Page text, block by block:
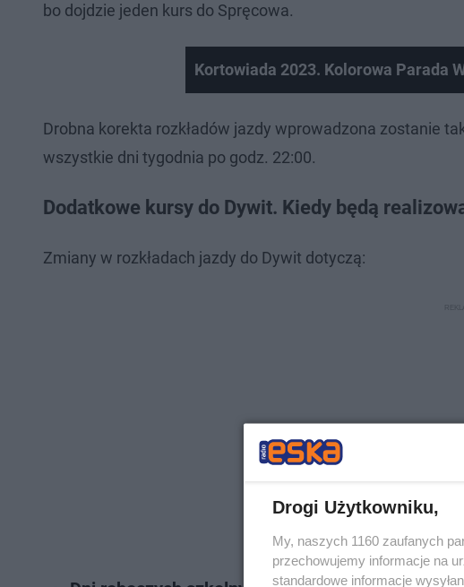
bo dojdzie jeden kurs do Spręcowa.
Kortowiada 2023. Kolorowa Parada
Drobna korekta rozkładów jazdy wprowadzona zostanie
wszystkie dni tygodnia po godz. 22:00.
Dodatkowe kursy do Dywit. Kiedy będą
Zmiany w rozkładach jazdy do Dywit dotyczą:
Drogi Użytkowniku,
My, naszych 1160 zaufanych
przechowujemy informacje na
standardowe informacje